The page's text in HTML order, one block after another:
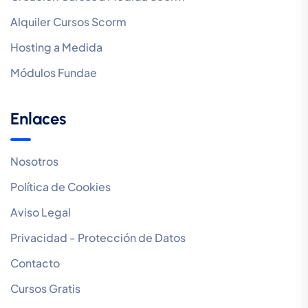
Alquiler Cursos Scorm
Hosting a Medida
Módulos Fundae
Enlaces
Nosotros
Política de Cookies
Aviso Legal
Privacidad - Protección de Datos
Contacto
Cursos Gratis